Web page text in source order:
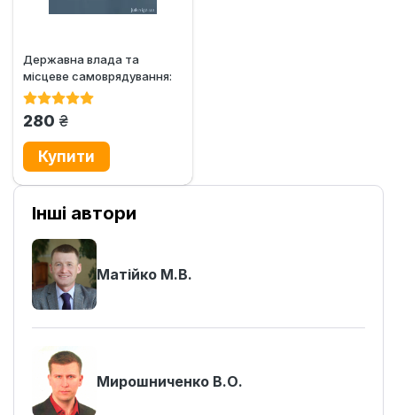
Державна влада та
місцеве самоврядування:
теорія і практика
280 грн.
Інші автори
Матійко М.В.
Мирошниченко В.О.